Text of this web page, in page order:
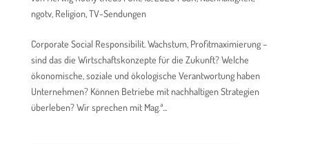
ngotv, Religion,TV-Sendungen
Corporate Social Responsibilit. Wachstum, Profitmaximierung –
sind das die Wirtschaftskonzepte für die Zukunft? Welche
ökonomische, soziale und ökologische Verantwortung haben
Unternehmen? Können Betriebe mit nachhaltigen Strategien
überleben? Wir sprechen mit Mag.ª...